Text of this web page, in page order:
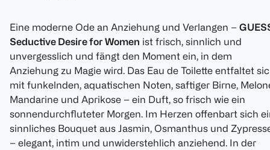
Eine moderne Ode an Anziehung und Verlangen –
Seductive Desire for Women ist frisch, sinnlich und
unvergesslich und fängt den Moment ein, in dem
Anziehung zu Magie wird. Das Eau de Toilette entfaltet
mit funkelnden, aquatischen Noten, saftiger Birne,
Mandarine und Aprikose – ein Duft, so frisch wie ein
sonnendurchfluteter Morgen. Im Herzen offenbart sich
sinnliches Bouquet aus Jasmin, Osmanthus und
– elegant, intim und unwiderstehlich anziehend. In der